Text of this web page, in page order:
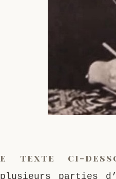
e texte ci-
plusieurs parties